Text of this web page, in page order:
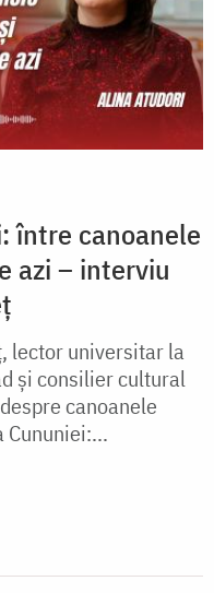
între canoanele
azi – interviu
lector universitar la
și consilier cultural
canoanele
Cununiei:...